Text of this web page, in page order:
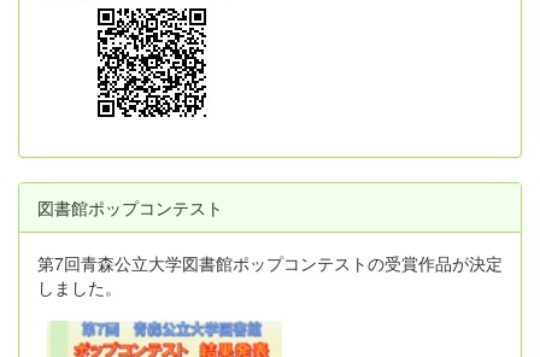
図書館ポップコンテスト
第7回青森公立大学図書館ポップコンテストの受賞作品が決定
しました。